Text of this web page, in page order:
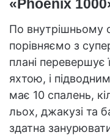
«Phoenix
По внутрішньому
порівняємо з
плані перевершує
яхтою, і
має 10 спалень,
льох, джакузі та
здатна